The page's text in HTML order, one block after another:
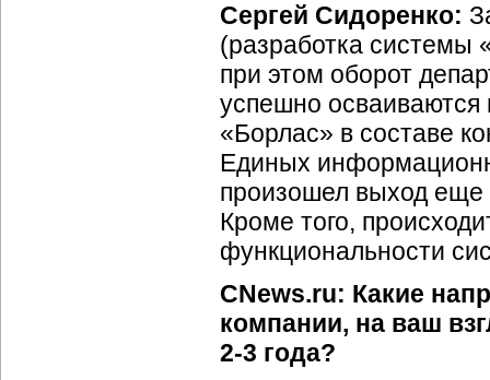
Сергей Сидоренко:
(разработка системы
при этом оборот
успешно
«Борлас» в составе
Единых
произошел выход
Кроме того,
функциональности
CNews.ru: Какие
компании, на ваш
2-3 года?